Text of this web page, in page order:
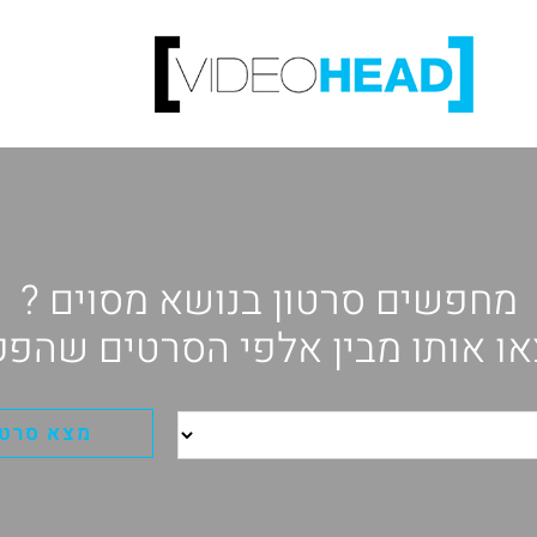
מחפשים סרטון בנושא מסוים ?
אותו מבין אלפי הסרטים